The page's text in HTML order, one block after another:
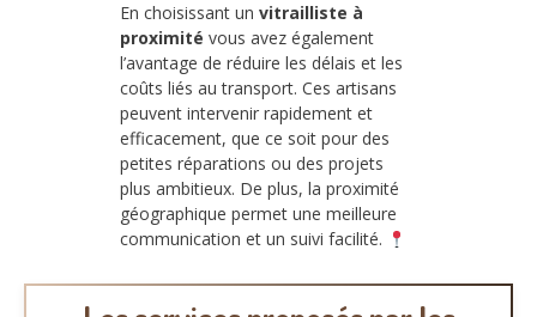
En choisissant un vitrailliste à
proximité vous avez également
l’avantage de réduire les délais et les
coûts liés au transport. Ces artisans
peuvent intervenir rapidement et
efficacement, que ce soit pour des
petites réparations ou des projets
plus ambitieux. De plus, la proximité
géographique permet une meilleure
communication et un suivi facilité.